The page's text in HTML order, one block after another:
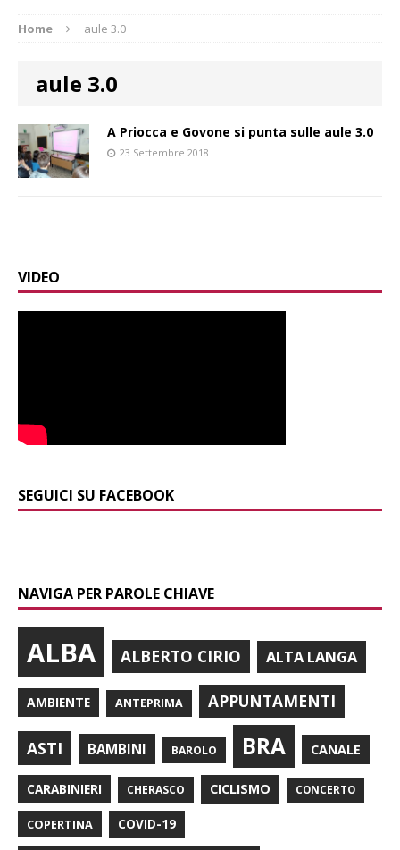
Home aule 3.0
aule 3.0
A Priocca e Govone si punta sulle aule 3.0
23 Settembre 2018
VIDEO
SEGUICI SU FACEBOOK
NAVIGA PER PAROLE CHIAVE
ALBA ALBERTO CIRIO ALTA LANGA
AMBIENTE ANTEPRIMA APPUNTAMENTI
ASTI BAMBINI BAROLO BRA CANALE
CARABINIERI CHERASCO CICLISMO CONCERTO
COPERTINA COVID-19